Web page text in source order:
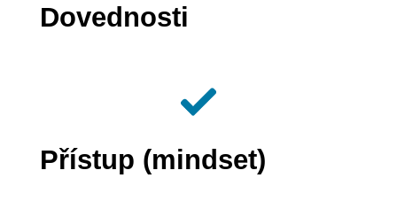
Dovednosti
Přístup (mindset)